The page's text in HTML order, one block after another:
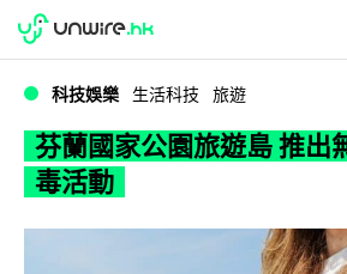
芬蘭國家公園旅遊島 推出
WWDC 2026
科技娛樂 生活科技 旅遊
芬蘭國家公園旅遊島 推出
毒活動